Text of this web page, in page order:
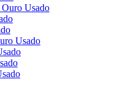
Usado
Usado